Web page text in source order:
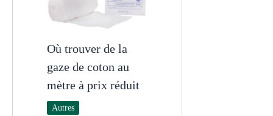
Où trouver de la
gaze de coton au
mètre à prix réduit
Autres